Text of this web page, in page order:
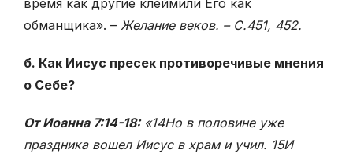
время как другие клеймили Его как
обманщика». – Желание веков. – С.451, 452.
б. Как Иисус пресек противоречивые мнения
о Себе?
От Иоанна 7:14-18:«14Но в половине уже
праздника вошел Иисус в храм и учил. 15И